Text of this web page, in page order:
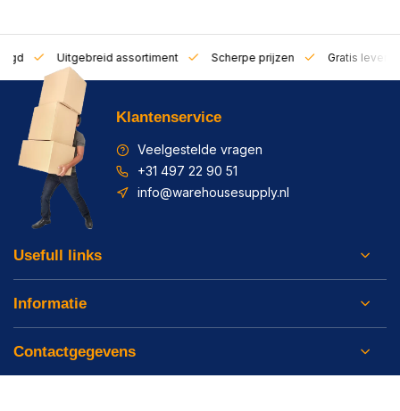
Uitgebreid assortiment Scherpe prijzen Gratis
Klantenservice
Veelgestelde vragen
+31 497 22 90 51
info@warehousesupply.nl
Usefull links
Informatie
Contactgegevens